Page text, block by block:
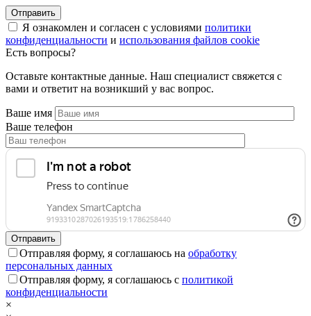
Я ознакомлен и согласен с условиями политики
конфиденциальности и использования файлов cookie
Есть вопросы?
Оставьте контактные данные. Наш специалист свяжется с
вами и ответит на возникший у вас вопрос.
Ваше имя
Ваше телефон
Отправляя форму, я соглашаюсь на обработку
персональных данных
Отправляя форму, я соглашаюсь с политикой
конфиденциальности
×